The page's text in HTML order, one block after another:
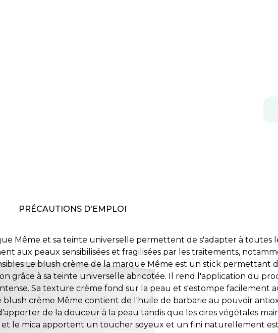
PRÉCAUTIONS D'EMPLOI
Même et sa teinte universelle permettent de s'adapter à toutes
aux peaux sensibilisées et fragilisées par les traitements,
Le blush crème de la marque Même est un stick
grâce à sa teinte universelle abricotée. Il rend l'application du
Sa texture crème fond sur la peau et s'estompe facilement
crème Même contient de l'huile de barbarie au pouvoir
de la douceur à la peau tandis que les cires végétales
et le mica apportent un toucher soyeux et un fini naturellement